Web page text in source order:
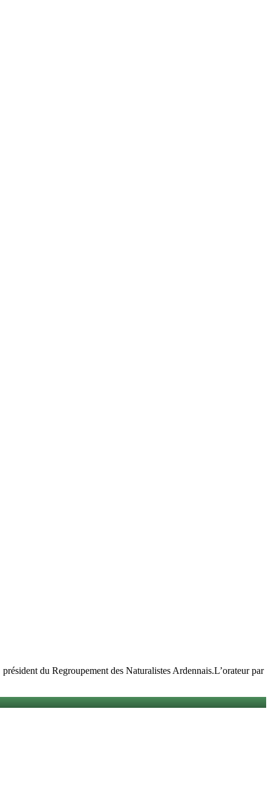
du Regroupement des Naturalistes Ardennais.L’orateur par